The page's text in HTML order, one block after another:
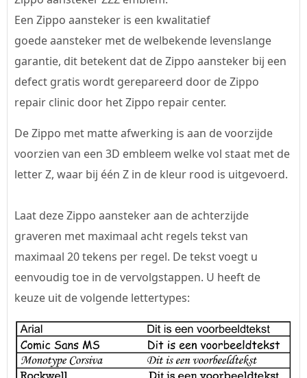
Een Zippo aansteker is een kwalitatief
goede aansteker met de welbekende levenslange
garantie, dit betekent dat de Zippo aansteker bij een
defect gratis wordt gerepareerd door de Zippo
repair clinic door het Zippo repair center.
De Zippo met matte afwerking is aan de voorzijde
voorzien van een 3D embleem welke vol staat met de
letter Z, waar bij één Z in de kleur rood is uitgevoerd.
Laat deze Zippo aansteker aan de achterzijde
graveren met maximaal acht regels tekst van
maximaal 20 tekens per regel. De tekst voegt u
eenvoudig toe in de vervolgstappen. U heeft de
keuze uit de volgende lettertypes: